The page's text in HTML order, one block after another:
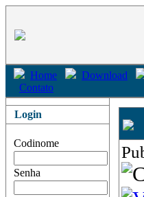
Home Download
Contato
Login
Codinome
Senha